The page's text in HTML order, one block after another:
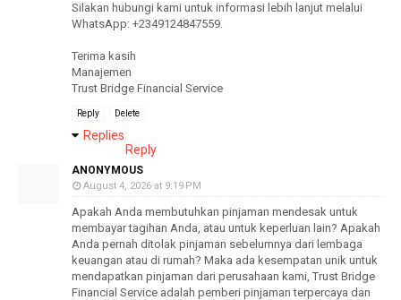
Silakan hubungi kami untuk informasi lebih lanjut melalui
WhatsApp: +2349124847559.
Terima kasih
Manajemen
Trust Bridge Financial Service
Reply Delete
Replies
Reply
ANONYMOUS
August 4, 2026 at 9:19 PM
Apakah Anda membutuhkan pinjaman mendesak untuk
membayar tagihan Anda, atau untuk keperluan lain? Apakah
Anda pernah ditolak pinjaman sebelumnya dari lembaga
keuangan atau di rumah? Maka ada kesempatan unik untuk
mendapatkan pinjaman dari perusahaan kami, Trust Bridge
Financial Service adalah pemberi pinjaman terpercaya dan